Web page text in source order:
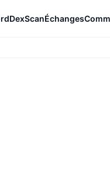
DexScanÉchanges